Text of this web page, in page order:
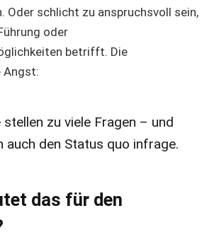
Oder schlicht zu anspruchsvoll sein,
oder
betrifft. Die
Angst:
zu viele Fragen – und
auch den Status quo infrage.
das für den